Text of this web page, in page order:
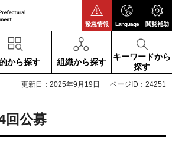
緊急情報 Language 閲覧補助
から探す 組織から探す
キーワードから
探す
更新日：2025年9月19日 ページID：24251
回公募